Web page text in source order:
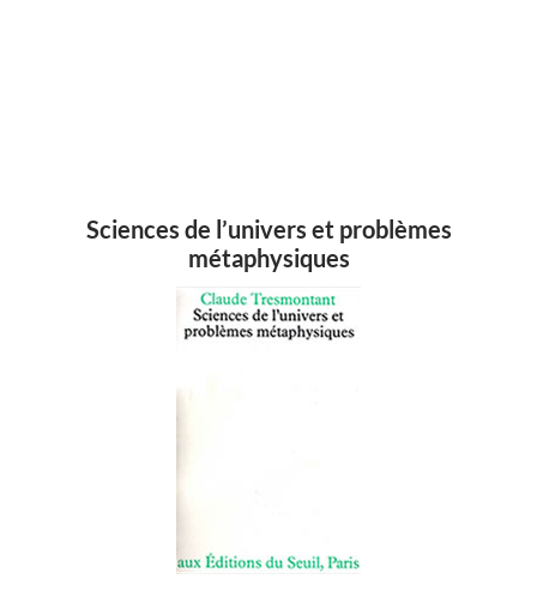
Sciences de l’univers et problèmes
métaphysiques